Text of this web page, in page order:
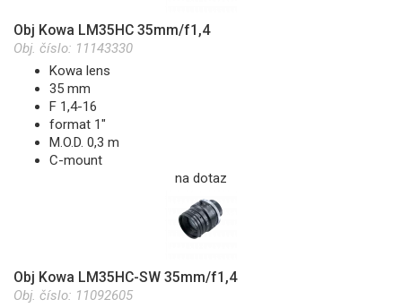
Obj Kowa LM35HC 35mm/f1,4
Obj. číslo: 11143330
Kowa lens
35 mm
F 1,4-16
format 1"
M.O.D. 0,3 m
C-mount
na dotaz
Obj Kowa LM35HC-SW 35mm/f1,4
Obj. číslo: 11092605